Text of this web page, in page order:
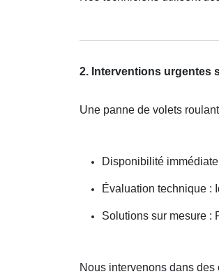
2. Interventions urgentes
Une panne de volets
Disponibilité
Évaluation technique :
Solutions sur mesure :
Nous intervenons dans